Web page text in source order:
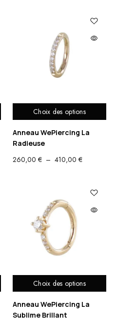
320,00 €
Choix des options
Anneau WePiercing La
Radieuse
260,00 € – 410,00 €PLAGE
260,00 €
Choix des options
Anneau WePiercing La
Sublime Brillant